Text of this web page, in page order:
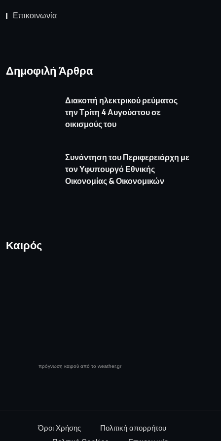
Επικοινωνία
Δημοφιλή Άρθρα
Διακοπή ηλεκτρικού ρεύματος
την Τρίτη 4 Αυγούστου σε
οικισμούς του
Συνάντηση του Περιφερειάρχη με
τον Υφυπουργό Εθνικής
Οικονομίας & Οικονομικών
Καιρός
πρόγνωση καιρού από το weather.gr
Όροι Χρήσης
Πολιτική απορρήτου